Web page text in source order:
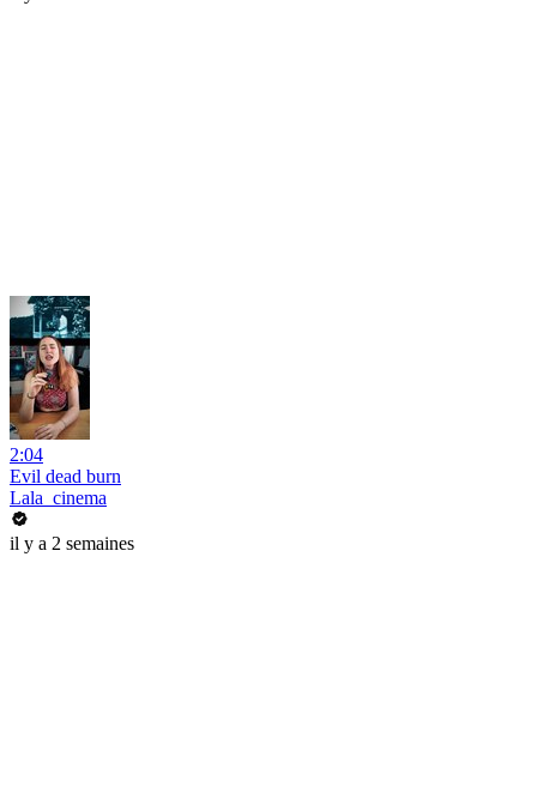
2:04
Evil dead burn
Lala_cinema
il y a 2 semaines